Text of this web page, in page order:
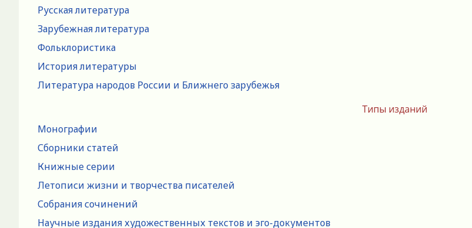
Русская литература
Зарубежная литература
Фольклористика
История литературы
Литература народов России и Ближнего зарубежья
Типы изданий
Монографии
Сборники статей
Книжные серии
Летописи жизни и творчества писателей
Собрания сочинений
Научные издания художественных текстов и эго-документов